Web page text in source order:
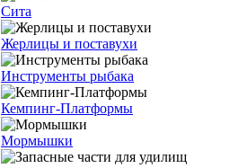
Сита
Жерлицы и поставухи
Инструменты рыбака
Кемпинг-Платформы
Мормышки